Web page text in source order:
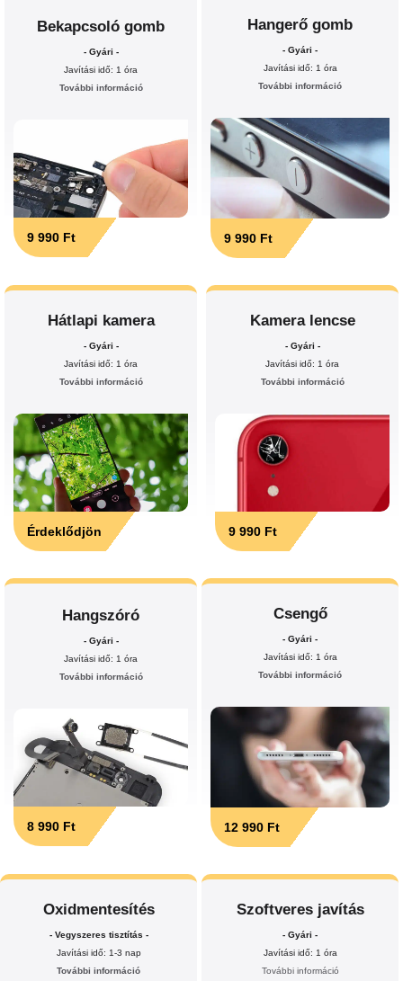
Bekapcsoló gomb
- Gyári -
Javítási idő: 1 óra
További információ
9 990 Ft
Hangerő gomb
- Gyári -
Javítási idő: 1 óra
További információ
9 990 Ft
Hátlapi kamera
- Gyári -
Javítási idő: 1 óra
További információ
Érdeklődjön
Kamera lencse
- Gyári -
Javítási idő: 1 óra
További információ
9 990 Ft
Hangszóró
- Gyári -
Javítási idő: 1 óra
További információ
8 990 Ft
Csengő
- Gyári -
Javítási idő: 1 óra
További információ
12 990 Ft
Oxidmentesítés
- Vegyszeres tisztítás -
Javítási idő: 1-3 nap
További információ
Szoftveres javítás
- Gyári -
Javítási idő: 1 óra
További információ